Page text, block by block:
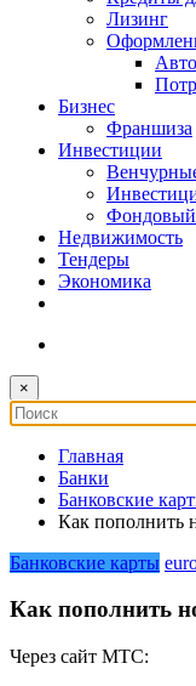
Лизинг
Бизнес
Франшиза
Инвестиции
Недвижимость
Тендеры
Экономика
×
Главная
Банки
Банковские
Как пополнить
Банковские карты
Как пополнить
Через сайт МТС: